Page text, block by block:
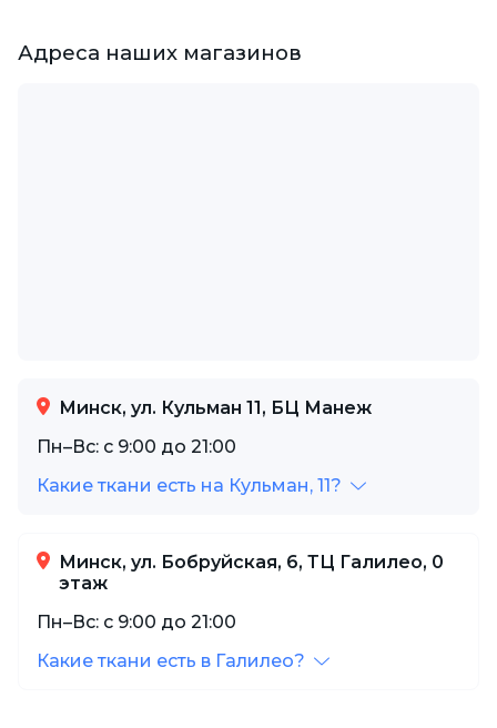
Адреса наших магазинов
Минск, ул. Кульман 11, БЦ Манеж
Пн–Вс: с 9:00 до 21:00
Какие ткани есть на Кульман, 11?
Минск, ул. Бобруйская, 6, ТЦ Галилео, 0
этаж
Пн–Вс: с 9:00 до 21:00
Какие ткани есть в Галилео?